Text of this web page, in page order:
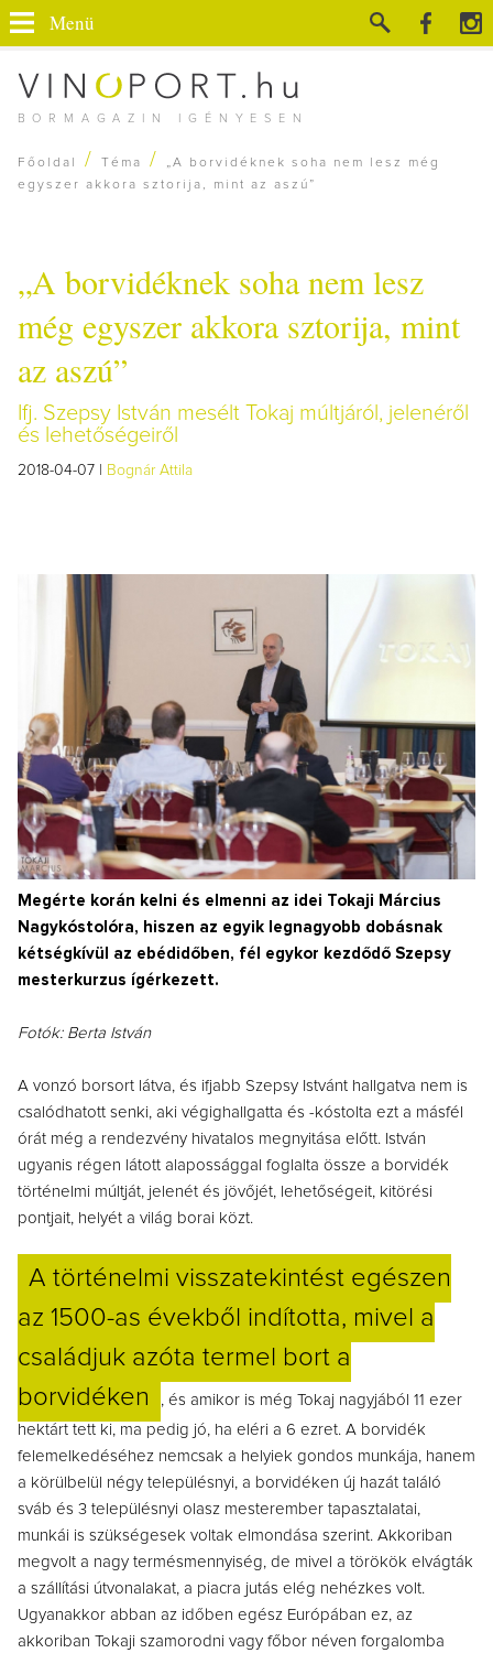
BORMAGAZIN IGÉNYESEN
Menü
Főoldal / Téma /
„A borvidéknek soha nem lesz még
egyszer akkora sztorija, mint az aszú”
„A borvidéknek soha nem lesz
még egyszer akkora sztorija, mint
az aszú”
Ifj. Szepsy István mesélt Tokaj múltjáról, jelenéről
és lehetőségeiről
2018-04-07 | Bognár Attila
Megérte korán kelni és elmenni az idei Tokaji Március
Nagykóstolóra, hiszen az egyik legnagyobb dobásnak
kétségkívül az ebédidőben, fél egykor kezdődő Szepsy
mesterkurzus ígérkezett.
Fotók: Berta István
A vonzó borsort látva, és ifjabb Szepsy Istvánt hallgatva nem is
csalódhatott senki, aki végighallgatta és -kóstolta ezt a másfél
órát még a rendezvény hivatalos megnyitása előtt. István
ugyanis régen látott alapossággal foglalta össze a borvidék
történelmi múltját, jelenét és jövőjét, lehetőségeit, kitörési
pontjait, helyét a világ borai közt.
A történelmi visszatekintést egészen
az 1500-as évekből indította, mivel a
családjuk azóta termel bort a
borvidéken
, és amikor is még Tokaj nagyjából 11 ezer
hektárt tett ki, ma pedig jó, ha eléri a 6 ezret. A borvidék
felemelkedéséhez nemcsak a helyiek gondos munkája, hanem
a körülbelül négy településnyi, a borvidéken új hazát találó
sváb és 3 településnyi olasz mesterember tapasztalatai,
munkái is szükségesek voltak elmondása szerint. Akkoriban
megvolt a nagy termésmennyiség, de mivel a törökök elvágták
a szállítási útvonalakat, a piacra jutás elég nehézkes volt.
Ugyanakkor abban az időben egész Európában ez, az
akkoriban Tokaji szamorodni vagy főbor néven forgalomba